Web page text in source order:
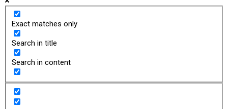
Exact matches only
Search in title
Search in content